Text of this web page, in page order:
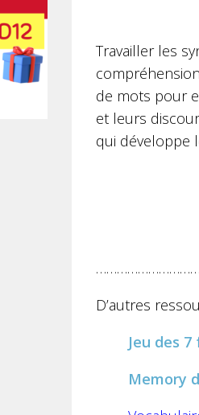
Travailler les
de mots pour
et leurs
qui développe
D’autres
Jeu des
Memory